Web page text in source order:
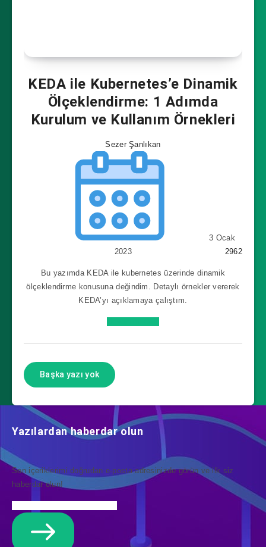
KEDA ile Kubernetes’e Dinamik
Ölçeklendirme: 1 Adımda
Kurulum ve Kullanım Örnekleri
Sezer Şanlıkan
3 Ocak
2023
2962
Bu yazımda KEDA ile kubernetes üzerinde dinamik
ölçeklendirme konusuna değindim. Detaylı örnekler vererek
KEDA’yı açıklamaya çalıştım.
Başka yazı yok
Yazılardan haberdar olun
Son içeriklerimi doğrudan e-posta adresinizde görün ve ilk siz
haberdar olun!